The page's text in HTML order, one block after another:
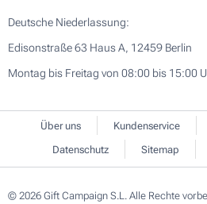
Deutsche Niederlassung:
Edisonstraße 63 Haus A, 12459 Berlin
Montag bis Freitag von 08:00 bis 15:00
Über uns Kundenservice
Datenschutz
Sitemap
© 2026 Gift Campaign S.L. Alle Rechte